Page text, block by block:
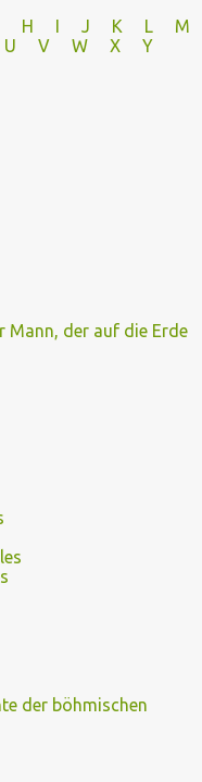
H I J K L
M
U V
W X Y
Mann, der auf die Erde
der böhmischen